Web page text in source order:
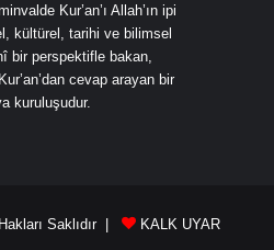
Kur’an’ı Allah’ın ipi
kültürel, tarihi ve bilimsel
bir perspektifle bakan,
cevap arayan bir
kuruluşudur.
Saklıdır | KALK UYAR